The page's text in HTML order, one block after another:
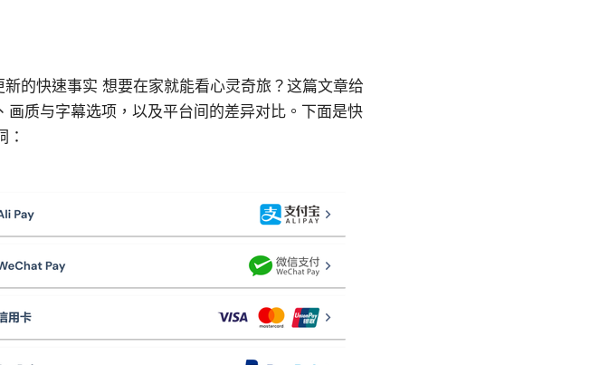
的快速事实 想要在家就能看心灵奇旅？这篇文章给
质与字幕选项，以及平台间的差异对比。下面是快